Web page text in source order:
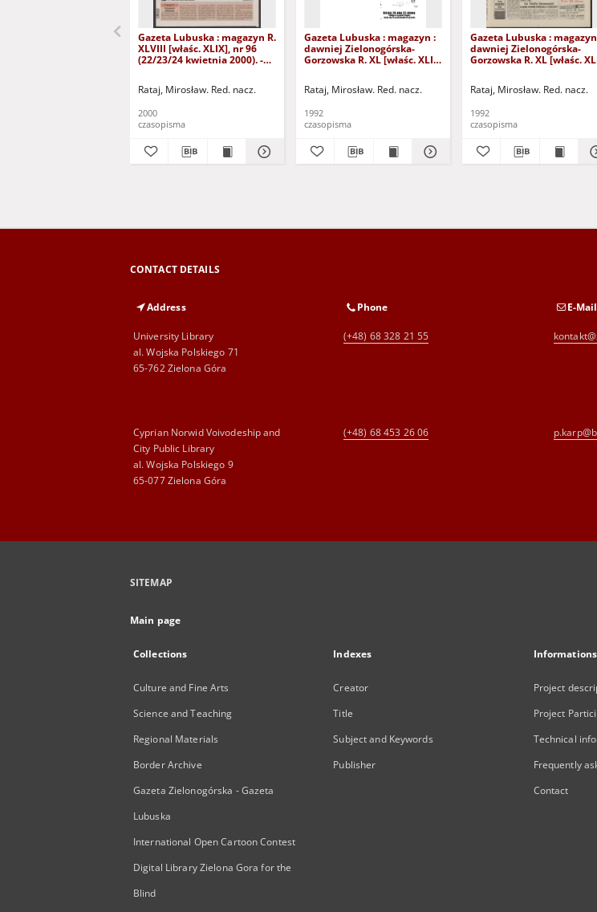
Gazeta Lubuska : magazyn R.
XLVIII [właśc. XLIX], nr 96
(22/23/24 kwietnia 2000). -
Rataj, Mirosław. Red. nacz.
2000
czasopisma
Gazeta Lubuska : magazyn :
dawniej Zielonogórska-
Gorzowska R. XL [właśc. XLI],
Rataj, Mirosław. Red. nacz.
1992
czasopisma
Gazeta Lubuska :
dawniej Zielonogórska-
Gorzowska R. XL [właśc.
Rataj, Mirosław. Red. nacz.
1992
czasopisma
CONTACT DETAILS
Address
University Library
al. Wojska Polskiego 71
65-762 Zielona Góra
Phone
(+48) 68 328 21 55
E-Mail
Cyprian Norwid Voivodeship and
City Public Library
al. Wojska Polskiego 9
65-077 Zielona Góra
(+48) 68 453 26 06
SITEMAP
Main page
Collections
Culture and Fine Arts
Science and Teaching
Regional Materials
Border Archive
Gazeta Zielonogórska - Gazeta
Lubuska
International Open Cartoon Contest
Digital Library Zielona Gora for the
Blind
Indexes
Creator
Title
Subject and Keywords
Publisher
Informations
Project
Project
Technical
Frequently
Contact